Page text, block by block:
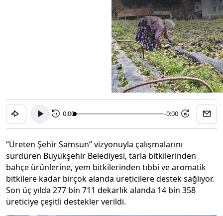
15 0:00 -0:00 15
“Üreten Şehir Samsun” vizyonuyla çalışmalarını
sürdüren Büyükşehir Belediyesi, tarla bitkilerinden
bahçe ürünlerine, yem bitkilerinden tıbbi ve aromatik
bitkilere kadar birçok alanda üreticilere destek sağlıyor.
Son üç yılda 277 bin 711 dekarlık alanda 14 bin 358
üreticiye çeşitli destekler verildi.